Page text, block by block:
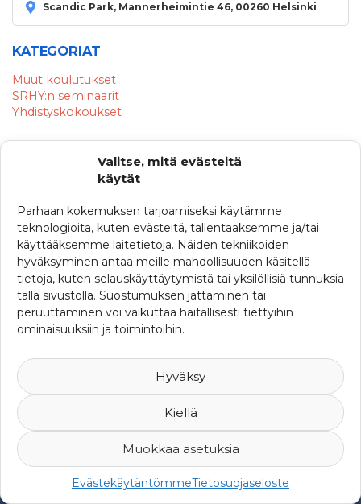
Valitse, mitä evästeitä
käytät
Parhaan kokemuksen tarjoamiseksi käytämme
teknologioita, kuten evästeitä, tallentaaksemme ja/tai
käyttääksemme laitetietoja. Näiden tekniikoiden
hyväksyminen antaa meille mahdollisuuden käsitellä
tietoja, kuten selauskäyttäytymistä tai yksilöllisiä tunnuksia
tällä sivustolla. Suostumuksen jättäminen tai
peruuttaminen voi vaikuttaa haitallisesti tiettyihin
ominaisuuksiin ja toimintoihin.
Hyväksy
Kiellä
Muokkaa asetuksia
EvästekäytäntömmeTietosuojaseloste
Scandic Park, Mannerheimintie 46, 00260 Helsinki
KATEGORIAT
Muut koulutukset
SRHY:n seminaarit
Yhdistyskokoukset
© 2007-2026 Suomen Riskienhallintayhdistys ry -Yksityisyys ja
rekisteriseloste-Web Design Mediaani